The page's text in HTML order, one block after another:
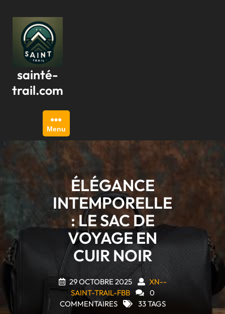
contenu
sainté-
trail.com
Menu
ÉLÉGANCE
INTEMPORELLE
: LE SAC DE
VOYAGE EN
CUIR NOIR
29 OCTOBRE 2025
XN--
SAINT-TRAIL-FBB
0
COMMENTAIRES
33 TAGS